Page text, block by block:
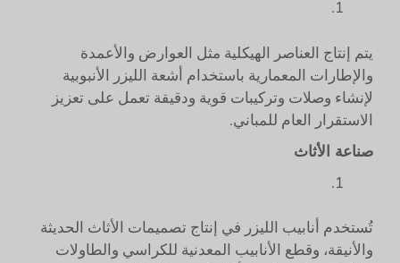
يتم إنتاج العناصر الهيكلية مثل العوارض والأعمدة
والإطارات المعمارية باستخدام أشعة الليزر الأنبوبية
لإنشاء وصلات وتركيبات قوية ودقيقة تعمل على تعزيز
الاستقرار العام للمباني.
صناعة الأثاث
تُستخدم أنابيب الليزر في إنتاج تصميمات الأثاث الحديثة
والأنيقة، وقطع الأنابيب المعدنية للكراسي والطاولات